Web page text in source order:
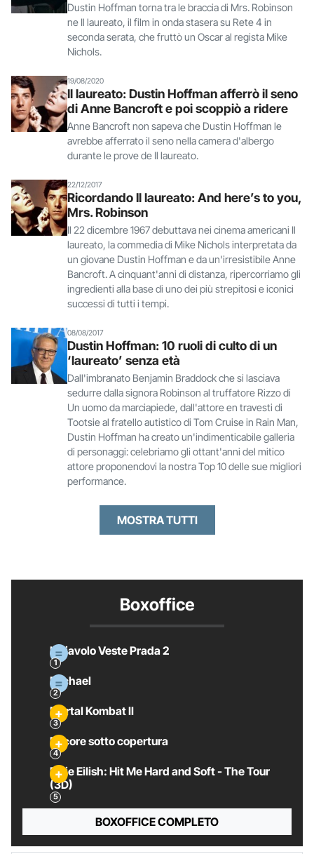
Dustin Hoffman torna tra le braccia di Mrs. Robinson
ne Il laureato, il film in onda stasera su Rete 4 in
seconda serata, che fruttò un Oscar al regista Mike
Nichols.
19/08/2020
Il laureato: Dustin Hoffman afferrò il seno
di Anne Bancroft e poi scoppiò a ridere
Anne Bancroft non sapeva che Dustin Hoffman le
avrebbe afferrato il seno nella camera d'albergo
durante le prove de Il laureato.
22/12/2017
Ricordando Il laureato: And here’s to you,
Mrs. Robinson
Il 22 dicembre 1967 debuttava nei cinema americani Il
laureato, la commedia di Mike Nichols interpretata da
un giovane Dustin Hoffman e da un'irresistibile Anne
Bancroft. A cinquant'anni di distanza, ripercorriamo gli
ingredienti alla base di uno dei più strepitosi e iconici
successi di tutti i tempi.
08/08/2017
Dustin Hoffman: 10 ruoli di culto di un
‘laureato’ senza età
Dall'imbranato Benjamin Braddock che si lasciava
sedurre dalla signora Robinson al truffatore Rizzo di
Un uomo da marciapiede, dall'attore en travesti di
Tootsie al fratello autistico di Tom Cruise in Rain Man,
Dustin Hoffman ha creato un'indimenticabile galleria
di personaggi: celebriamo gli ottant'anni del mitico
attore proponendovi la nostra Top 10 delle sue migliori
performance.
MOSTRA TUTTI
Boxoffice
Il Diavolo Veste Prada 2
Michael
Mortal Kombat II
Pecore sotto copertura
Billie Eilish: Hit Me Hard and Soft - The Tour
(3D)
BOXOFFICE COMPLETO